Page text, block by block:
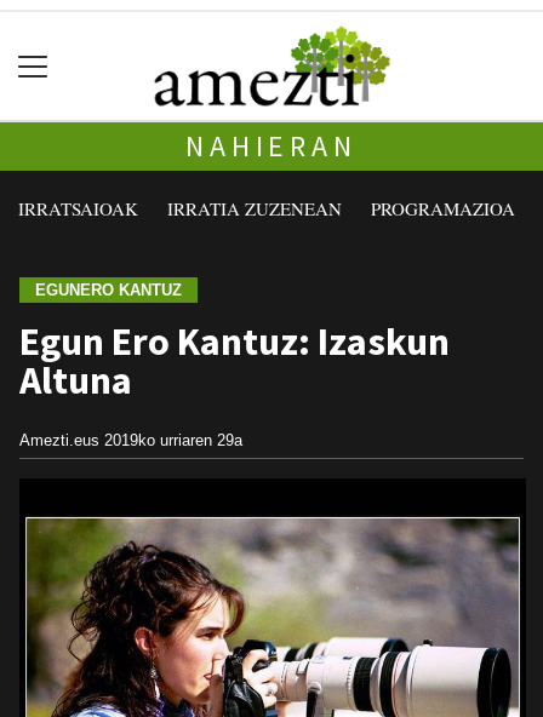
NAHIERAN
IRRATSAIOAK IRRATIA ZUZENEAN PROGRAMAZIOA
EGUNERO KANTUZ
Egun Ero Kantuz: Izaskun
Altuna
Amezti.eus 2019ko urriaren 29a